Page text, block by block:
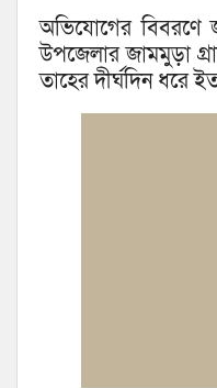
অভিযোগের বিবরণে
উপজেলার জামমুড়া
তাহের দীর্ঘদিন ধরে